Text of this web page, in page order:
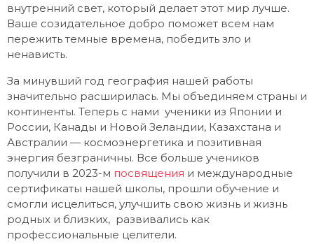
внутренний свет, который делает этот мир лучше.
Ваше созидательное добро поможет всем нам
пережить темные времена, победить зло и
ненависть.
За минувший год география нашей работы
значительно расширилась. Мы объединяем страны и
континенты. Теперь с нами ученики из Японии и
России, Канады и Новой Зеландии, Казахстана и
Австралии — космоэнергетика и позитивная
энергия безграничны. Все больше учеников
получили в 2023-м посвящения и международные
сертификаты нашей школы, прошли обучение и
смогли исцелиться, улучшить свою жизнь и жизнь
родных и близких, развивались как
профессиональные целители.